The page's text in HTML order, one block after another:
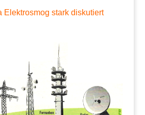
Elektrosmog stark diskutiert